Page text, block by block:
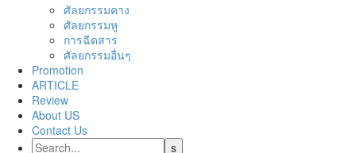
ศัลยกรรมคาง
ศัลยกรรมหู
การฉีดสาร
ศัลยกรรมอื่นๆ
Promotion
ARTICLE
Review
About US
Contact Us